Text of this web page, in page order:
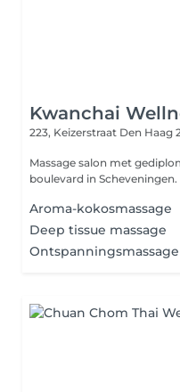
Kwanchai
223, Keizerstraat Den Haag
Massage salon met
boulevard in Scheveningen.
Aroma-kokosmassage
Deep tissue massage
Ontspanningsmassage